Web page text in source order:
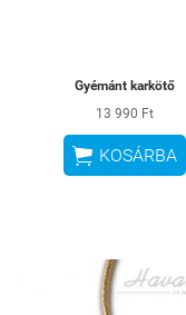
Gyémánt karkötő
13 990 Ft
 KOSÁRBA